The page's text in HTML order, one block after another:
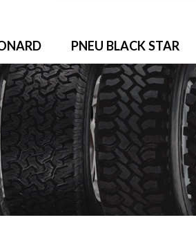
PNEU BLACK STAR